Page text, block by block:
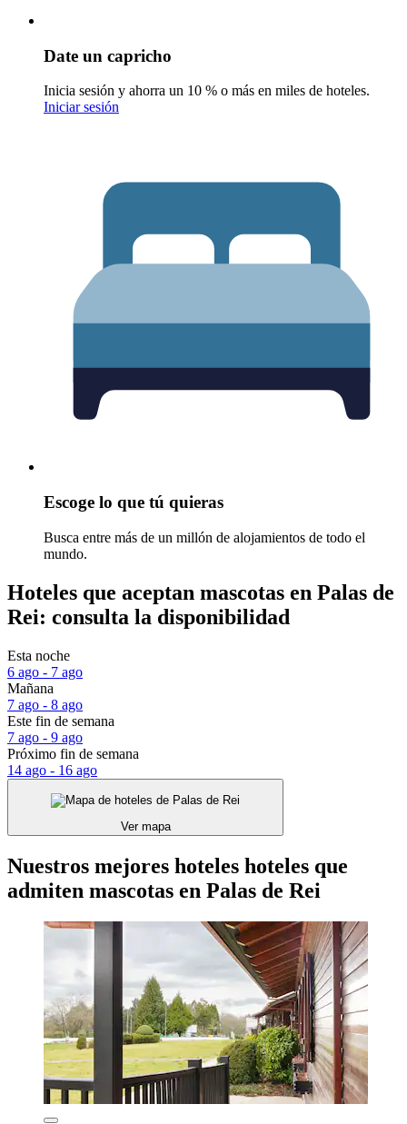
Date un capricho
Inicia sesión y ahorra un 10 % o más en miles de hoteles.
Iniciar sesión
Escoge lo que tú quieras
Busca entre más de un millón de alojamientos de todo el
mundo.
Hoteles que aceptan mascotas en Palas de
Rei: consulta la disponibilidad
Esta noche
6 ago - 7 ago
Mañana
7 ago - 8 ago
Este fin de semana
7 ago - 9 ago
Próximo fin de semana
14 ago - 16 ago
Ver mapa
Nuestros mejores hoteles hoteles que
admiten mascotas en Palas de Rei